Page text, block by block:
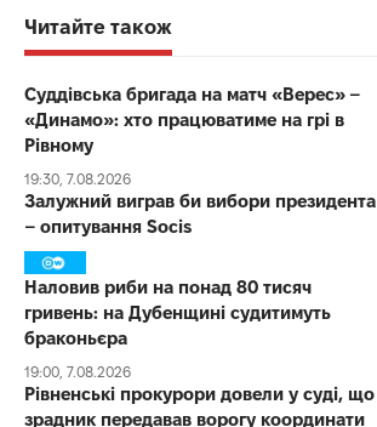
Читайте також
Суддівська бригада на матч «Верес» –
«Динамо»: хто працюватиме на грі в
Рівному
19:30, 7.08.2026
Залужний виграв би вибори президента
– опитування Socis
Наловив риби на понад 80 тисяч
гривень: на Дубенщині судитимуть
браконьєра
19:00, 7.08.2026
Рівненські прокурори довели у суді, що
зрадник передавав ворогу координати